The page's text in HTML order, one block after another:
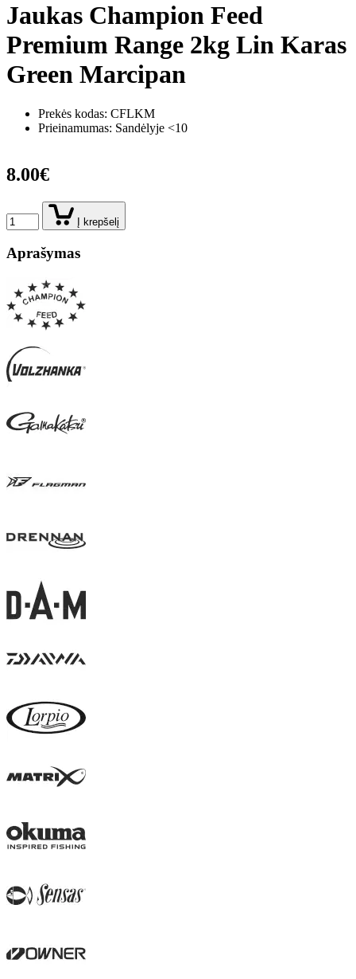
Jaukas Champion Feed
Premium Range 2kg Lin Karas
Green Marcipan
Prekės kodas: CFLKM
Prieinamumas: Sandėlyje <10
8.00€
Į krepšelį
Aprašymas